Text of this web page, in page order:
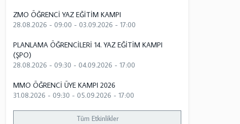
ZMO ÖĞRENCİ YAZ EĞİTİM KAMPI
28.08.2026 - 09:00 -03.09.2026 - 17:00
PLANLAMA ÖĞRENCİLERİ 14. YAZ EĞİTİM KAMPI
(ŞPO)
28.08.2026 - 09:30 -04.09.2026 - 17:00
MMO ÖĞRENCİ ÜYE KAMPI 2026
31.08.2026 - 09:30 -05.09.2026 - 17:00
Tüm Etkinlikler